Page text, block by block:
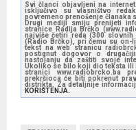
Svi članci objavljeni na
isključivo su vlasništvo
povremeno prenošenje članaka
Drugi mediji smiju prenijeti
stranice Radija Brčko
najviše četiri reda (300
(Radio Brčko), pri čemu su
tekst na web stranicu
postignut dogovor o
nastojanju da zaštiti svoje
Ukoliko se bilo koji dio teksta ili
stranici www.radiobrcko.ba
prekršioca će biti pokrenut
distrikta. Za detaljnije
KORIŠTENJA.